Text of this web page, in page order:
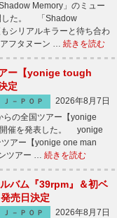
Memory」のミュー
した。 「Shadow
シリアルキラーと待ち合わ
フタヌーン … 続きを読む
ー【yonige tough
定
Ｊ－ＰＯＰ
2026年8月7日
の全国ツアー【yonige
催を発表した。 yonige
アー【yonige one man
ツアー … 続きを読む
バム『39rpm』＆初ベ
売日決定
Ｊ－ＰＯＰ
2026年8月7日